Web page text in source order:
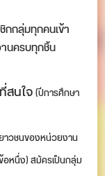
กกลุ่มทุกคนเข้า
นครบทุกชิ้น
สนใจ(ปีการศึกษา
าวชนของหน่วยงาน
อหนึ่ง) สมัครเป็นกลุ่ม